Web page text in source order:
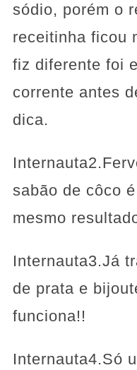
sódio, porém o
receitinha ficou
fiz diferente foi
corrente antes
dica.
sabão de côco
mesmo
Internauta3.Já
de prata e
funciona!!
Internauta4.Só